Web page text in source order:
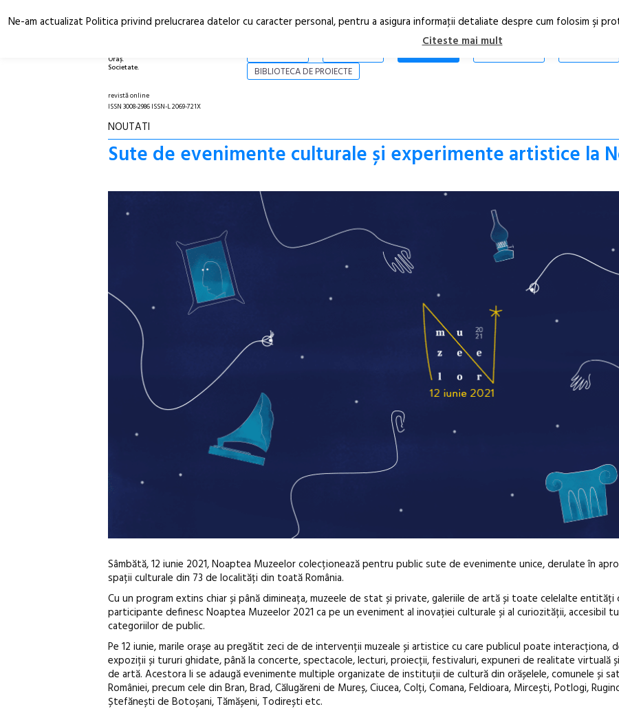
Oraș.
Societate.
STIRI
BIBLIOTECA DE PROIECTE
revistă online
ISSN 3008-2986 ISSN-L 2069-721X
NOUTATI
Sute de evenimente culturale și experimente artistice la
Sâmbătă, 12 iunie 2021, Noaptea Muzeelor colecționează pentru public sute de evenimente unice, derulate în
spații culturale din 73 de localități din toată România.
Cu un program extins chiar și până dimineața, muzeele de stat și private, galeriile de artă și toate celelalte entități
participante definesc Noaptea Muzeelor 2021 ca pe un eveniment al inovației culturale și al curiozității, accesibil
categoriilor de public.
Pe 12 iunie, marile orașe au pregătit zeci de de intervenții muzeale și artistice cu care publicul poate interacționa,
expoziții și tururi ghidate, până la concerte, spectacole, lecturi, proiecții, festivaluri, expuneri de realitate virtuală
de artă. Acestora li se adaugă evenimente multiple organizate de instituții de cultură din orășelele, comunele și
României, precum cele din Bran, Brad, Călugăreni de Mureș, Ciucea, Colți, Comana, Feldioara, Mircești, Potlogi,
Ștefănești de Botoșani, Tămășeni, Todirești etc.
Anuala de
Artown
Gramatica
Ne-am actualizat Politica privind prelucrarea datelor cu caracter personal, pentru a asigura informaţii detaliate despre cum folosim şi
Citeste mai mult